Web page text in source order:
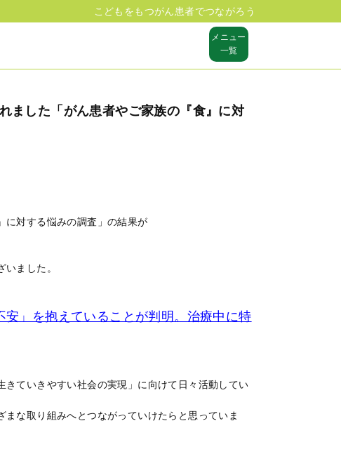
こどもをもつがん患者でつながろう
メニュー
一覧
した「がん患者やご家族の『食』に対
に対する悩みの調査」の結果が
ました。
安」を抱えていることが判明。治療中に特
ていきやすい社会の実現」に向けて日々活動してい
な取り組みへとつながっていけたらと思っていま